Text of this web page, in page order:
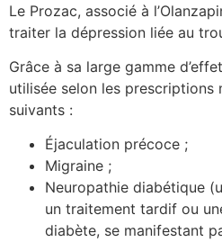
Le Prozac, associé à
traiter la dépression liée au
Grâce à sa large gamme
utilisée selon les prescriptions
suivants :
Éjaculation précoce ;
Migraine ;
Neuropathie diabétique
un traitement tardif ou
diabète, se manifestant